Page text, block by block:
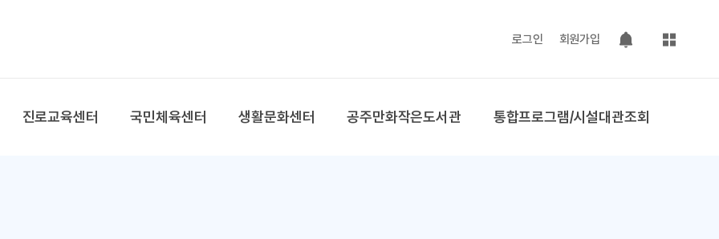
로그인 회원가입
팝업 열기
사이트맵
진로교육센터 국민체육센터 생활문화센터 공주만화작은도서관 통합프로그램/시설대관조회